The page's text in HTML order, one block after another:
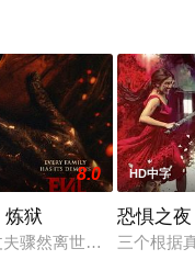
门，身后还跟着一个
8.0
炼狱
骤然离世后深陷悲痛，
HD中字
恐惧之
三个根据